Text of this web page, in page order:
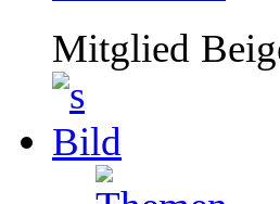
Mitglied